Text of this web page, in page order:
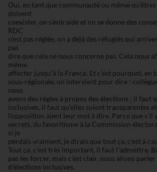
Oui, en tant que communauté ou même
doivent
coexister, on s’entraide et on se donne des
RDC
n’est pas réglée, on a déjà des réfugiés qui
pas
dire que cela ne nous concerne pas. Cela nous
même
affecter jusqu’à la France. Et c’est pourquoi, en
sous-régionale, on intervient pour dire :
nous
avons des règles à propos des élections ; il faut
inclusives, il faut qu’elles soient transparentes
l’opposition aient leur mot à dire. Parce que s’il
secrets, du favoritisme à la Commission
si je
perdais vraiment, je dirais que tout ça, c’est à
Tout ça, c’est très important, il faut l’admettre.
pas les forcer, mais c’est clair, nous allons
d’élections inclusives.